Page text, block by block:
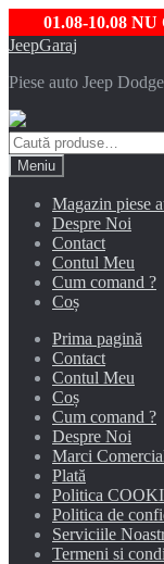
01.08-10.08
Sari
navigare
Sari
conținut
JeepGaraj
Piese auto Jeep
Caută
după:
Meniu
Magazin piese
Despre Noi
Contact
Contul Meu
Cum comand ?
Coș
Prima pagină
Contact
Contul Meu
Coș
Cum comand ?
Despre Noi
Marci
Plată
Politica
Politica de
Serviciile
Termeni si